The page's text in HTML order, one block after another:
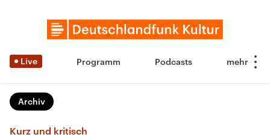
Live Programm Podcasts
Archiv
Kurz und kritisch